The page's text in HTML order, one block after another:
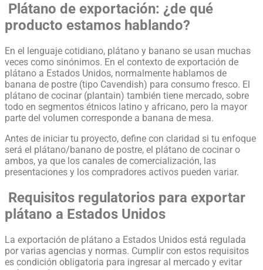
Plátano de exportación: ¿de qué
producto estamos hablando?
En el lenguaje cotidiano, plátano y banano se usan muchas
veces como sinónimos. En el contexto de exportación de
plátano a Estados Unidos, normalmente hablamos de
banana de postre (tipo Cavendish) para consumo fresco. El
plátano de cocinar (plantain) también tiene mercado, sobre
todo en segmentos étnicos latino y africano, pero la mayor
parte del volumen corresponde a banana de mesa.
Antes de iniciar tu proyecto, define con claridad si tu enfoque
será el plátano/banano de postre, el plátano de cocinar o
ambos, ya que los canales de comercialización, las
presentaciones y los compradores activos pueden variar.
Requisitos regulatorios para exportar
plátano a Estados Unidos
La exportación de plátano a Estados Unidos está regulada
por varias agencias y normas. Cumplir con estos requisitos
es condición obligatoria para ingresar al mercado y evitar